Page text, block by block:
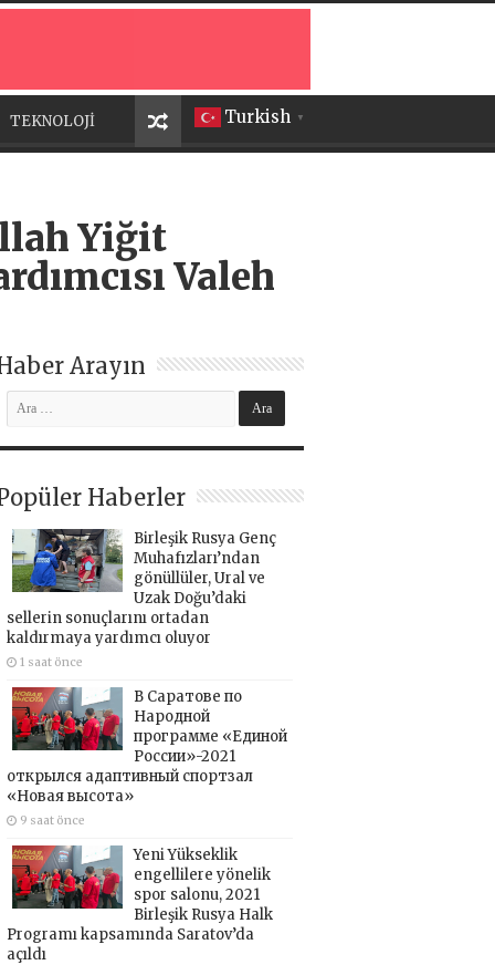
Turkish ▼
TEKNOLOJİ
Yiğit
Valeh
Arayın
Haberler
Birleşik Rusya Genç
Muhafızları’ndan
gönüllüler, Ural ve
Uzak Doğu’daki
sellerin sonuçlarını ortadan
kaldırmaya yardımcı oluyor
1 saat önce
В Саратове по
Народной
программе «Единой
России»-2021
открылся адаптивный спортзал
«Новая высота»
9 saat önce
Yeni Yükseklik
engellilere yönelik
spor salonu, 2021
Birleşik Rusya Halk
Programı kapsamında Saratov’da
açıldı